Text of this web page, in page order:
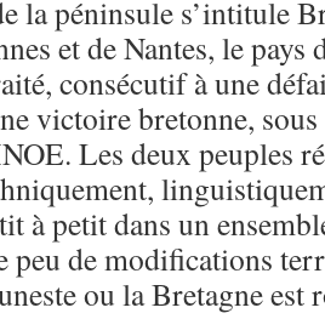
la péninsule s’intitule
et de Nantes, le pays
consécutif à une
victoire bretonne,
Les deux peuples
à petit dans un
de modifications
ou la Bretagne